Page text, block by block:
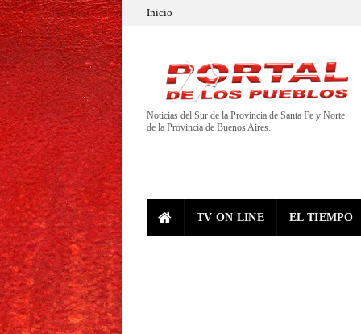
Inicio
Noticias del Sur de la Provincia de Santa Fe y Norte
de la Provincia de Buenos Aires.
TV ON LINE EL TIEMPO